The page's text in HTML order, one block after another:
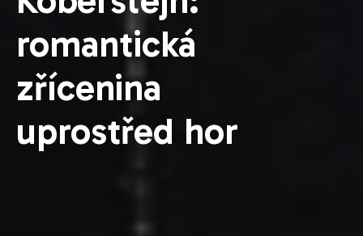
romantická
zřícenina
uprostřed hor